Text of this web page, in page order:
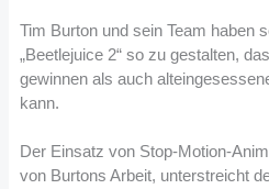
Tim Burton und sein Team haben
„Beetlejuice 2“ so zu gestalten,
gewinnen als auch
kann.
Der Einsatz von Stop-Motion-
von Burtons Arbeit, unterstreicht